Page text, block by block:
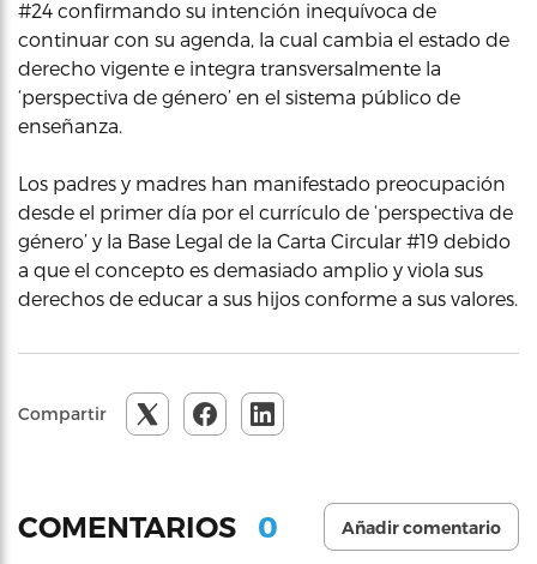
#24 confirmando su intención inequívoca de
continuar con su agenda, la cual cambia el estado de
derecho vigente e integra transversalmente la
‘perspectiva de género’ en el sistema público de
enseñanza.
Los padres y madres han manifestado preocupación
desde el primer día por el currículo de ‘perspectiva de
género’ y la Base Legal de la Carta Circular #19 debido
a que el concepto es demasiado amplio y viola sus
derechos de educar a sus hijos conforme a sus valores.
Compartir
COMENTARIOS 0 Añadir comentario